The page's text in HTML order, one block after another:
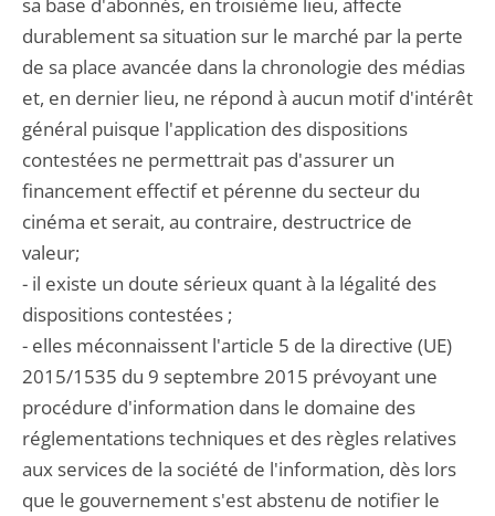
durablement sa situation sur le marché par la perte
de sa place avancée dans la chronologie des médias
et, en dernier lieu, ne répond à aucun motif d'intérêt
général puisque l'application des dispositions
contestées ne permettrait pas d'assurer un
financement effectif et pérenne du secteur du
cinéma et serait, au contraire, destructrice de
valeur;
- il existe un doute sérieux quant à la légalité des
dispositions contestées ;
- elles méconnaissent l'article 5 de la directive (UE)
2015/1535 du 9 septembre 2015 prévoyant une
procédure d'information dans le domaine des
réglementations techniques et des règles relatives
aux services de la société de l'information, dès lors
que le gouvernement s'est abstenu de notifier le